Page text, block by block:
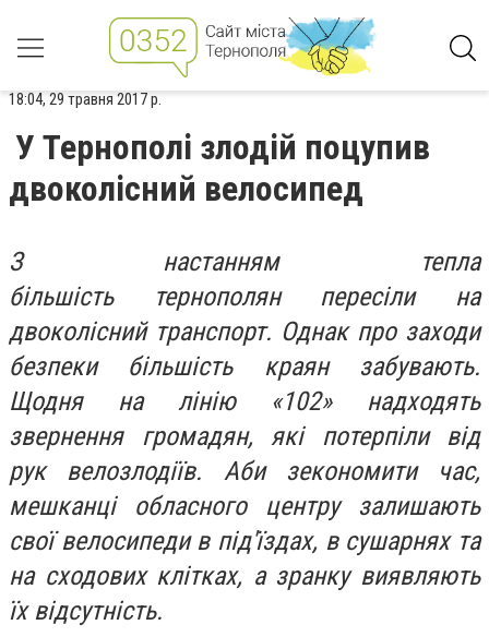
18:04, 29 травня 2017 р.
У Тернополі злодій поцупив
двоколісний велосипед
З настанням тепла
більшість тернополян пересіли на
двоколісний транспорт. Однак про заходи
безпеки більшість краян забувають.
Щодня на лінію «102» надходять
звернення громадян, які потерпіли від
рук велозлодіїв. Аби зекономити час,
мешканці обласного центру залишають
свої велосипеди в під'їздах, в сушарнях та
на сходових клітках, а зранку виявляють
їх відсутність.